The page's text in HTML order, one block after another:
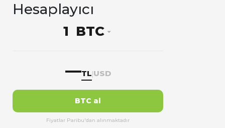
Hesaplayıcı
BTC
—TL USD
BTC al
Fiyatlar Paribu'dan alınmaktadır